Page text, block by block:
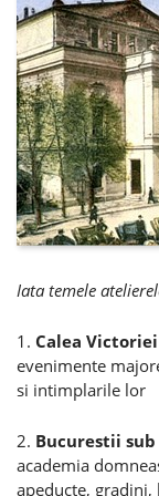
Iata temele
1. Calea Victoriei
evenimente
si intimplarile lor
2. Bucurestii
academia
apeducte, gradini,